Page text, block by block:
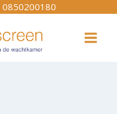
0850200180